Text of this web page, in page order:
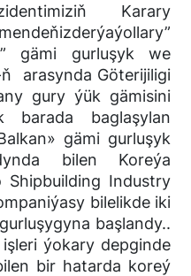
Karary
gämi gurluşyk we
arasynda Göterijiligi
gury ýük gämisini
barada baglaşylan
gämi gurluşyk
bilen Koreýa
Shipbuilding Industry
bilelikde iki
başlandy..
ýokary depginde
bir hatarda koreý